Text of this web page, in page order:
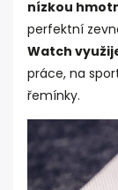
nízkou
perfektní
Watch
práce, na
řemínky.